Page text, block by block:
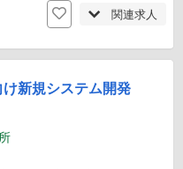
関連求人
け新規システム開発